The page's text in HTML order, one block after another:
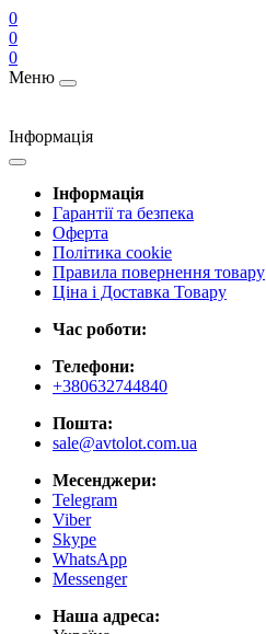
0
0
0
Меню
Інформація
Інформація
Гарантії та безпека
Оферта
Політика cookie
Правила повернення товару
Ціна і Доставка Товару
Час роботи:
Телефони:
+380632744840
Пошта:
sale@avtolot.com.ua
Месенджери:
Telegram
Viber
Skype
WhatsApp
Messenger
Наша адреса: